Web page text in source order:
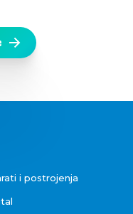
i postrojenja